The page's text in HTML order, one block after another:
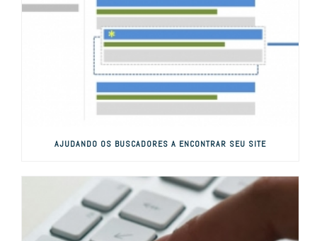
AJUDANDO OS BUSCADORES A ENCONTRAR SEU SITE